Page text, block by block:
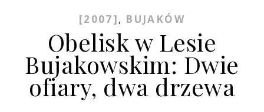
[2007] , BUJAKÓW
Obelisk w Lesie
Bujakowskim: Dwie
ofiary, dwa drzewa